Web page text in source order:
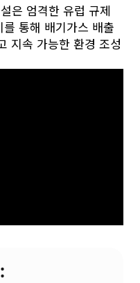
은 엄격한 유럽 규제
통해 배기가스 배출
지속 가능한 환경 조성
: